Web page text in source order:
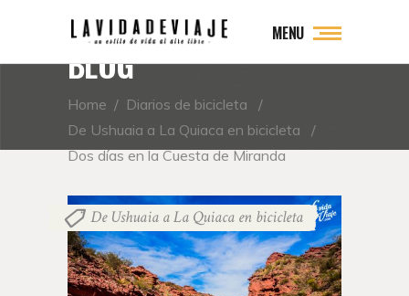
MENU
BLOG
Home / Diarios de bicicleta
/
De Ushuaia a La Quiaca en bicicleta
/
Dos días en la Cuesta de Miranda
De Ushuaia a La Quiaca en bicicleta